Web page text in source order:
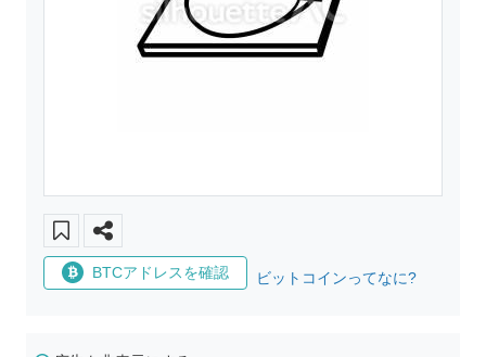
BTCアドレスを確認 ビットコインってなに?